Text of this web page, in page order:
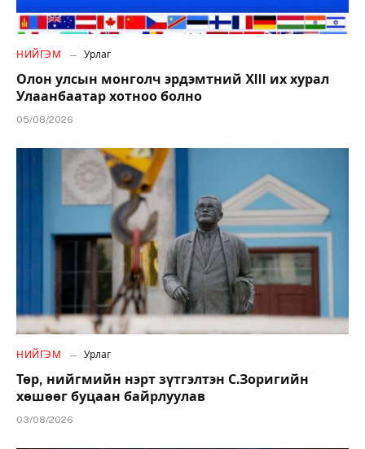
НИЙГЭМ Урлаг
Олон улсын монголч эрдэмтний XIII их хурал
Улаанбаатар хотноо болно
05/08/2026
НИЙГЭМ Урлаг
Төр, нийгмийн нэрт зүтгэлтэн С.Зоригийн
хөшөөг буцаан байрлуулав
03/08/2026